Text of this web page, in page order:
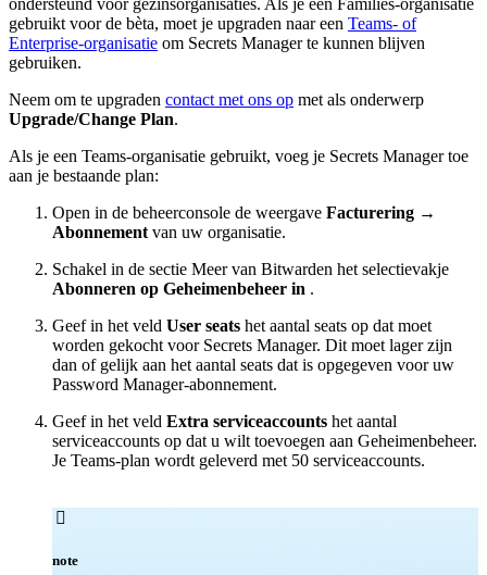
ondersteund voor gezinsorganisaties. Als je een Families-organisatie
gebruikt voor de bèta, moet je upgraden naar een Teams- of
Enterprise-organisatie om Secrets Manager te kunnen blijven
gebruiken.
Neem om te upgraden contact met ons op met als onderwerp
Upgrade/Change Plan.
Als je een Teams-organisatie gebruikt, voeg je Secrets Manager toe
aan je bestaande plan:
Open in de beheerconsole de weergave Facturering →
Abonnement van uw organisatie.
Schakel in de sectie Meer van Bitwarden het selectievakje
Abonneren op Geheimenbeheer in .
Geef in het veld User seats het aantal seats op dat moet
worden gekocht voor Secrets Manager. Dit moet lager zijn
dan of gelijk aan het aantal seats dat is opgegeven voor uw
Password Manager-abonnement.
Geef in het veld Extra serviceaccounts het aantal
serviceaccounts op dat u wilt toevoegen aan Geheimenbeheer.
Je Teams-plan wordt geleverd met 50 serviceaccounts.

note